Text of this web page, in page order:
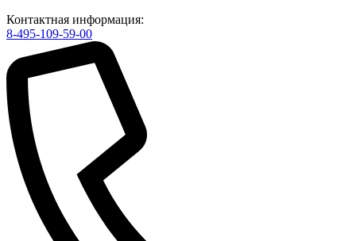
Контактная информация:
8-495-109-59-00